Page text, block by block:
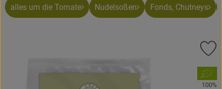
Kochkisten
Obst & Gemüse
alles um die Tomate Nudelsoßen Fonds, Chutneys
, Verband:
100%